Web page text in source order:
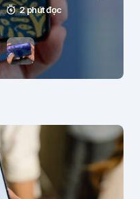
2 phút đọc